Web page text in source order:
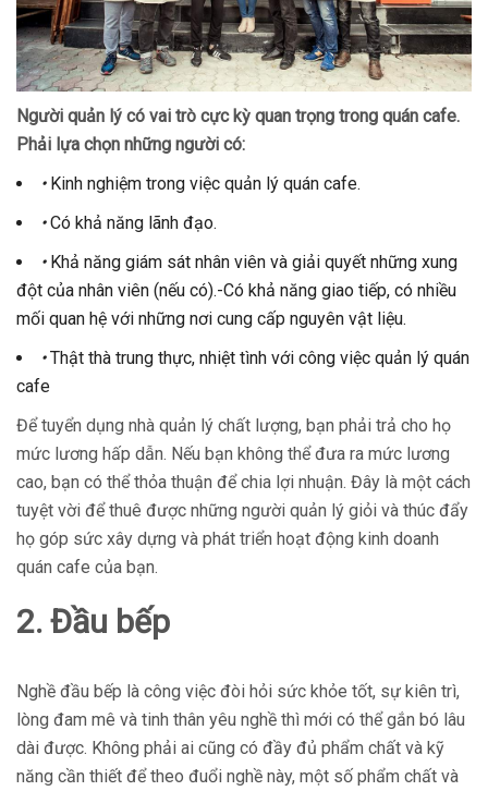
Người quản lý có vai trò cực kỳ quan trọng trong quán cafe.
Phải lựa chọn những người có:
•Kinh nghiệm trong việc quản lý quán cafe.
•Có khả năng lãnh đạo.
•Khả năng giám sát nhân viên và giải quyết những xung
đột của nhân viên (nếu có).-Có khả năng giao tiếp, có nhiều
mối quan hệ với những nơi cung cấp nguyên vật liệu.
•Thật thà trung thực, nhiệt tình với công việc quản lý quán
cafe
Để tuyển dụng nhà quản lý chất lượng, bạn phải trả cho họ
mức lương hấp dẫn. Nếu bạn không thể đưa ra mức lương
cao, bạn có thể thỏa thuận để chia lợi nhuận. Đây là một cách
tuyệt vời để thuê được những người quản lý giỏi và thúc đẩy
họ góp sức xây dựng và phát triển hoạt động kinh doanh
quán cafe của bạn.
2. Đầu bếp
Nghề đầu bếp là công việc đòi hỏi sức khỏe tốt, sự kiên trì,
lòng đam mê và tinh thân yêu nghề thì mới có thể gắn bó lâu
dài được. Không phải ai cũng có đầy đủ phẩm chất và kỹ
năng cần thiết để theo đuổi nghề này, một số phẩm chất và